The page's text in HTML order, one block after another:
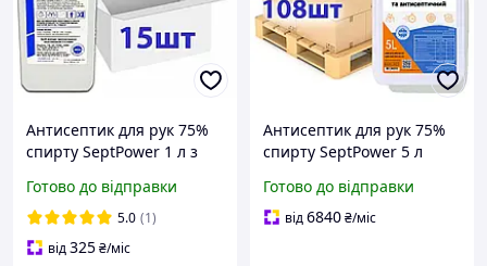
Антисептик для рук 75%
спирту SeptPower 1 л з
Готово до відправки
5.0 (1)
від325₴/міс
Антисептик для рук 75%
спирту SeptPower 5 л
Готово до відправки
від6840₴/міс